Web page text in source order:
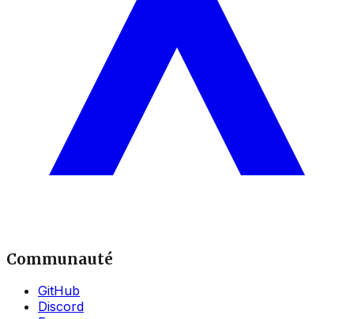
Communauté
GitHub
Discord